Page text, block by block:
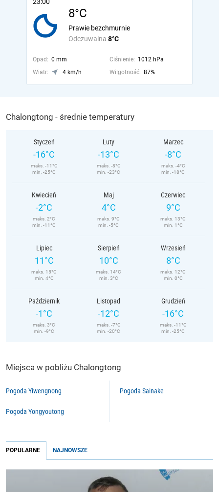
8°C
Odczuwalna 8°C
Prawie bezchmurnie
Opad: 0 mm Ciśnienie: 1012 hPa
Wiatr:
4 km/h Wilgotność: 87%
Chalongtong - średnie temperatury
Styczeń
-16°C
maks. -11°C
min. -25°C
Luty
-13°C
maks. -8°C
min. -23°C
Marzec
-8°C
maks. -4°C
min. -18°C
Kwiecień
-2°C
maks. 2°C
min. -11°C
Maj
4°C
maks. 9°C
min. -5°C
Czerwiec
9°C
maks. 13°C
min. 1°C
Lipiec
11°C
maks. 15°C
min. 4°C
Sierpień
10°C
maks. 14°C
min. 3°C
Wrzesień
8°C
maks. 12°C
min. 0°C
Październik
-1°C
maks. 3°C
min. -9°C
Listopad
-12°C
maks. -7°C
min. -20°C
Grudzień
-16°C
maks. -11°C
min. -25°C
Miejsca w pobliżu Chalongtong
Pogoda Yiwengnong
Pogoda Yongyoutong
Pogoda Sainake
POPULARNE NAJNOWSZE